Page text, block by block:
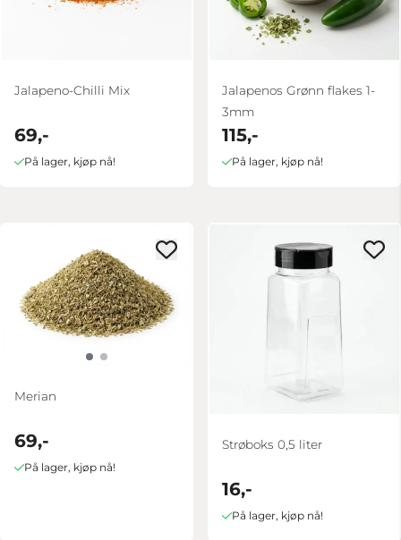
Jalapeno-Chilli Mix
69,-
På lager, kjøp nå!
Jalapenos Grønn flakes 1-
3mm
115,-
På lager, kjøp nå!
Merian
69,-
På lager, kjøp nå!
Strøboks 0,5 liter
16,-
På lager, kjøp nå!